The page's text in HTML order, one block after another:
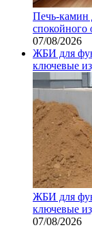
Печь-камин
спокойного
07/08/2026
ЖБИ для
ключевые
ЖБИ для
ключевые
07/08/2026